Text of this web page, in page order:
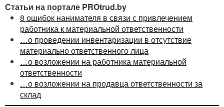
выполняющими работы, непосредственно
связанные с хранением, обработкой, продажей
(отпуском), перевозкой или применением в процессе
производства переданных им ценностей.
Примерный перечень таких должностей служащих
и работ, а также примерный договор о полной
индивидуальной материальной ответственности
утверждаются Правительством Республики
Статьи на портале PROtrud.by
8 ошибок нанимателя в связи с привлечением
работника к материальной ответственности
…о проведении инвентаризации в отсутствие
материально ответственного лица
…о возложении на работника материальной
ответственности
…о возложении на продавца ответственности за
склад